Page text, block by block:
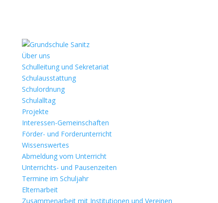
Über uns
Schulleitung und Sekretariat
Schulausstattung
Schulordnung
Schulalltag
Projekte
Interessen-Gemeinschaften
Förder- und Forderunterricht
Wissenswertes
Abmeldung vom Unterricht
Unterrichts- und Pausenzeiten
Termine im Schuljahr
Elternarbeit
Zusammenarbeit mit Institutionen und Vereinen